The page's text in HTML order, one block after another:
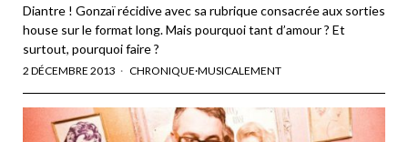
Diantre ! Gonzaï récidive avec sa rubrique consacrée aux sorties
house sur le format long. Mais pourquoi tant d’amour ? Et
surtout, pourquoi faire ?
2 DÉCEMBRE 2013 CHRONIQUE·MUSICALEMENT